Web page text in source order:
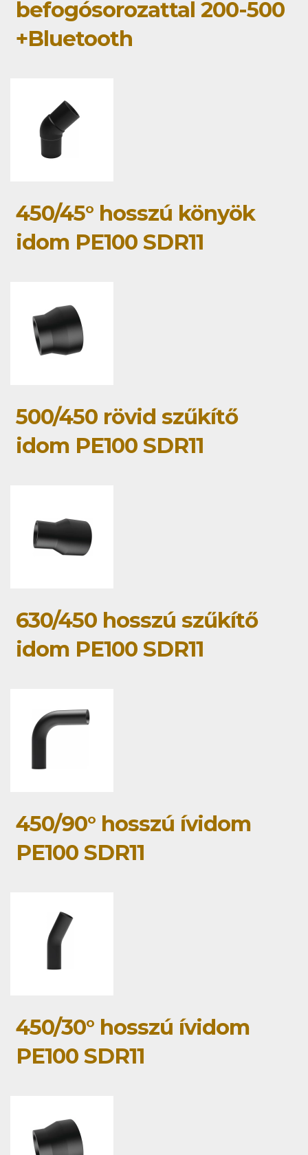
befogósorozattal 200-500
+Bluetooth
450/45° hosszú könyök
idom PE100 SDR11
500/450 rövid szűkítő
idom PE100 SDR11
630/450 hosszú szűkítő
idom PE100 SDR11
450/90° hosszú ívidom
PE100 SDR11
450/30° hosszú ívidom
PE100 SDR11